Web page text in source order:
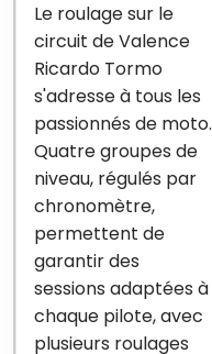
Le roulage sur le
circuit de Valence
Ricardo Tormo
s'adresse à tous les
passionnés de moto.
Quatre groupes de
niveau, régulés par
chronomètre,
permettent de
garantir des
sessions adaptées à
chaque pilote, avec
plusieurs roulages